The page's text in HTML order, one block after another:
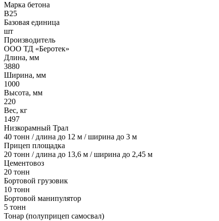
Марка бетона
B25
Базовая единица
шт
Производитель
ООО ТД «Беротек»
Длина, мм
3880
Ширина, мм
1000
Высота, мм
220
Вес, кг
1497
Низкорамный Трал
40 тонн / длина до 12 м / ширина до 3 м
Прицеп площадка
20 тонн / длина до 13,6 м / ширина до 2,45 м
Цементовоз
20 тонн
Бортовой грузовик
10 тонн
Бортовой манипулятор
5 тонн
Тонар (полуприцеп самосвал)